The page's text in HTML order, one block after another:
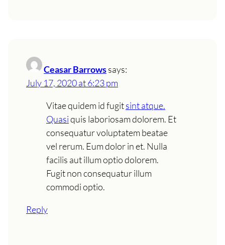
Ceasar Barrowssays:
July 17, 2020 at 6:23 pm
Vitae quidem id fugitsint atque.
Quasiquis laboriosam dolorem. Et
consequatur voluptatem beatae
vel rerum. Eum dolor in et. Nulla
facilis aut illum optio dolorem.
Fugit non consequatur illum
commodi optio.
Reply